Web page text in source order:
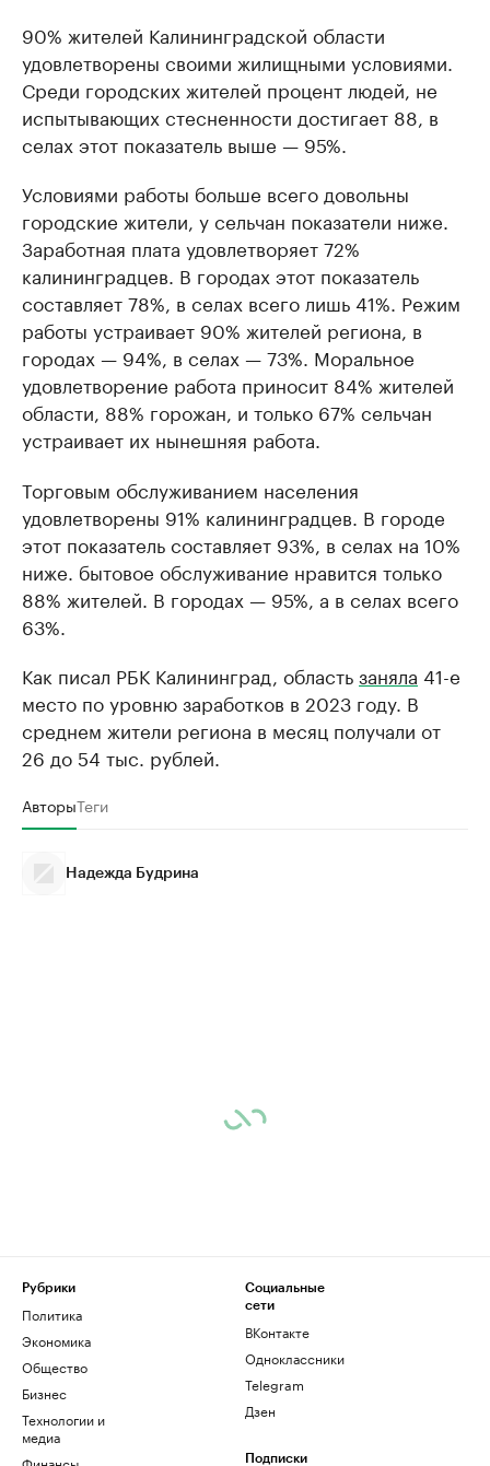
90% жителей Калининградской области
удовлетворены своими жилищными условиями.
Среди городских жителей процент людей, не
испытывающих стесненности достигает 88, в
селах этот показатель выше — 95%.
Условиями работы больше всего довольны
городские жители, у сельчан показатели ниже.
Заработная плата удовлетворяет 72%
калининградцев. В городах этот показатель
составляет 78%, в селах всего лишь 41%. Режим
работы устраивает 90% жителей региона, в
городах — 94%, в селах — 73%. Моральное
удовлетворение работа приносит 84% жителей
области, 88% горожан, и только 67% сельчан
устраивает их нынешняя работа.
Торговым обслуживанием населения
удовлетворены 91% калининградцев. В городе
этот показатель составляет 93%, в селах на 10%
ниже. бытовое обслуживание нравится только
88% жителей. В городах — 95%, а в селах всего
63%.
Как писал РБК Калининград, областьзаняла 41-е
место по уровню заработков в 2023 году. В
среднем жители региона в месяц получали от
26 до 54 тыс. рублей.
АвторыТеги
Надежда Будрина
Рубрики
Политика
Экономика
Общество
Бизнес
Технологии и
медиа
Социальные
сети
ВКонтакте
Одноклассники
Telegram
Дзен
Подписки